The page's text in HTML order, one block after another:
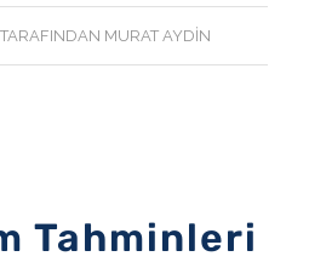
TARAFINDAN MURAT AYDIN
Tahminleri